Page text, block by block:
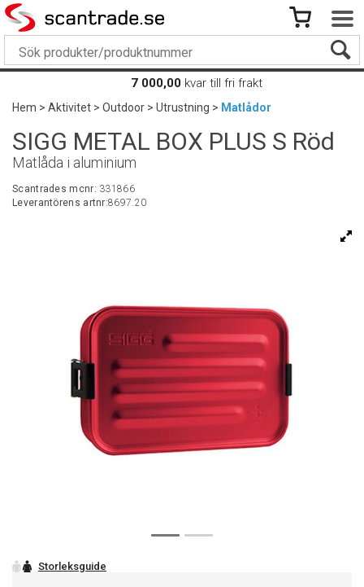
7 000,00 kvar till fri frakt
Hem>Aktivitet>Outdoor>Utrustning> Matlådor
SIGG METAL BOX PLUS S Röd
Matlåda i aluminium
Scantrades mcnr: 331866
Leverantörens artnr:8697.20